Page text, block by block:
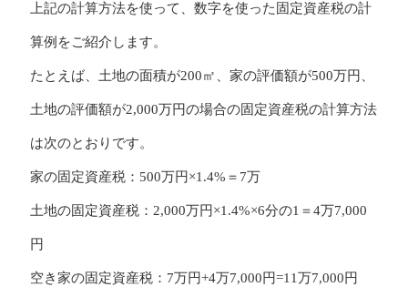
上記の計算方法を使って、数字を使った固定資産税の計
算例をご紹介します。
たとえば、土地の面積が200㎡、家の評価額が500万円、
土地の評価額が2,000万円の場合の固定資産税の計算方法
は次のとおりです。
家の固定資産税：500万円×1.4%＝7万
土地の固定資産税：2,000万円×1.4%×6分の1＝4万7,000
円
空き家の固定資産税：7万円+4万7,000円=11万7,000円